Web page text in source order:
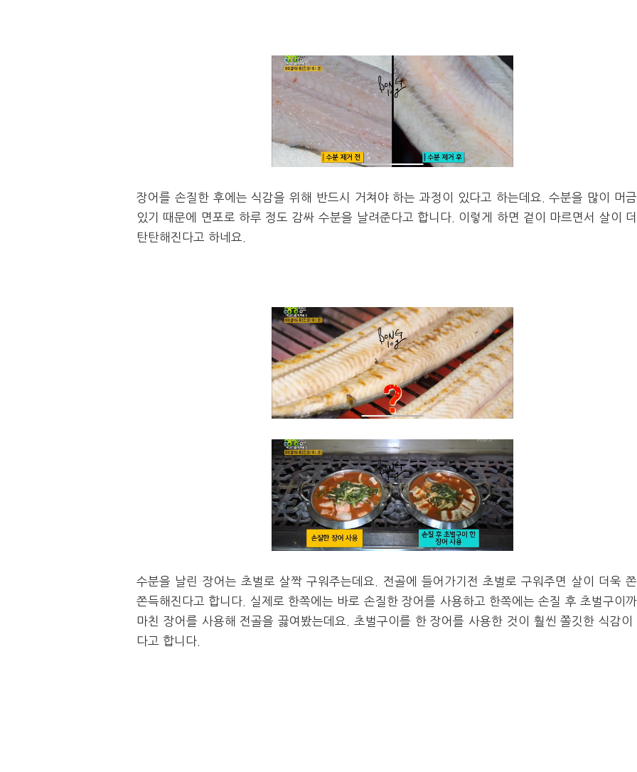
장어를 손질한 후에는 식감을 위해 반드시 거쳐야 하는 과정이 있다고 하는데요. 수분을 많이 머
있기 때문에 면포로 하루 정도 감싸 수분을 날려준다고 합니다. 이렇게 하면 겉이 마르면서 살이
탄탄해진다고 하네요.
수분을 날린 장어는 초벌로 살짝 구워주는데요. 전골에 들어가기전 초벌로 구워주면 살이 더욱
쫀득해진다고 합니다. 실제로 한쪽에는 바로 손질한 장어를 사용하고 한쪽에는 손질 후 초벌구이
마친 장어를 사용해 전골을 끓여봤는데요. 초벌구이를 한 장어를 사용한 것이 훨씬 쫄깃한 식감이
다고 합니다.